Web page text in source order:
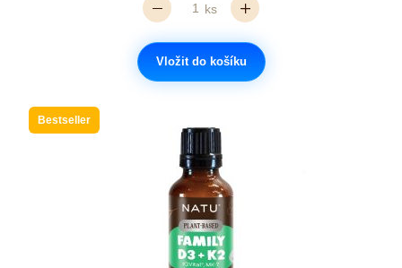
ks
Vložit do košíku
Bestseller